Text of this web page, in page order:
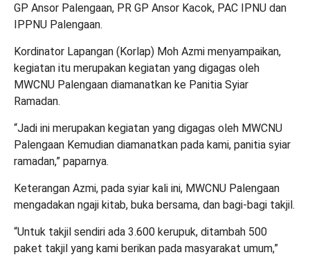
GP Ansor Palengaan, PR GP Ansor Kacok, PAC IPNU dan
IPPNU Palengaan.
Kordinator Lapangan (Korlap) Moh Azmi menyampaikan,
kegiatan itu merupakan kegiatan yang digagas oleh
MWCNU Palengaan diamanatkan ke Panitia Syiar
Ramadan.
“Jadi ini merupakan kegiatan yang digagas oleh MWCNU
Palengaan Kemudian diamanatkan pada kami, panitia syiar
ramadan,” paparnya.
Keterangan Azmi, pada syiar kali ini, MWCNU Palengaan
mengadakan ngaji kitab, buka bersama, dan bagi-bagi takjil.
“Untuk takjil sendiri ada 3.600 kerupuk, ditambah 500
paket takjil yang kami berikan pada masyarakat umum,”